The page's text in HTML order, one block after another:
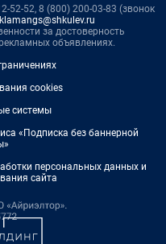
52-52, 8 (800) 200-03-83 (звонок
за достоверность
объявлениях.
cookies
системы
«Подписка без баннерной
персональных данных и
сайта